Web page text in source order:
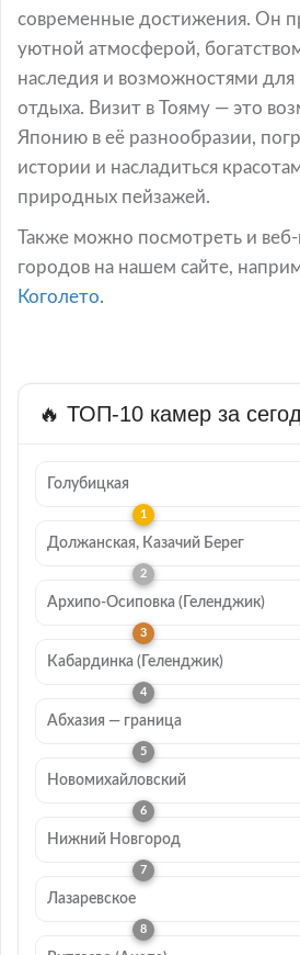
современные достижения. Он
уютной атмосферой,
наследия и возможностями для
отдыха. Визит в Тояму — это
Японию в её разнообразии,
истории и насладиться
природных пейзажей.
Также можно посмотреть и
городов на нашем сайте,
Коголето.
🔥 ТОП-10 камер за
Голубицкая
Должанская, Казачий Берег
Архипо-Осиповка (Геленджик)
Кабардинка (Геленджик)
Абхазия — граница
Новомихайловский
Нижний Новгород
Лазаревское